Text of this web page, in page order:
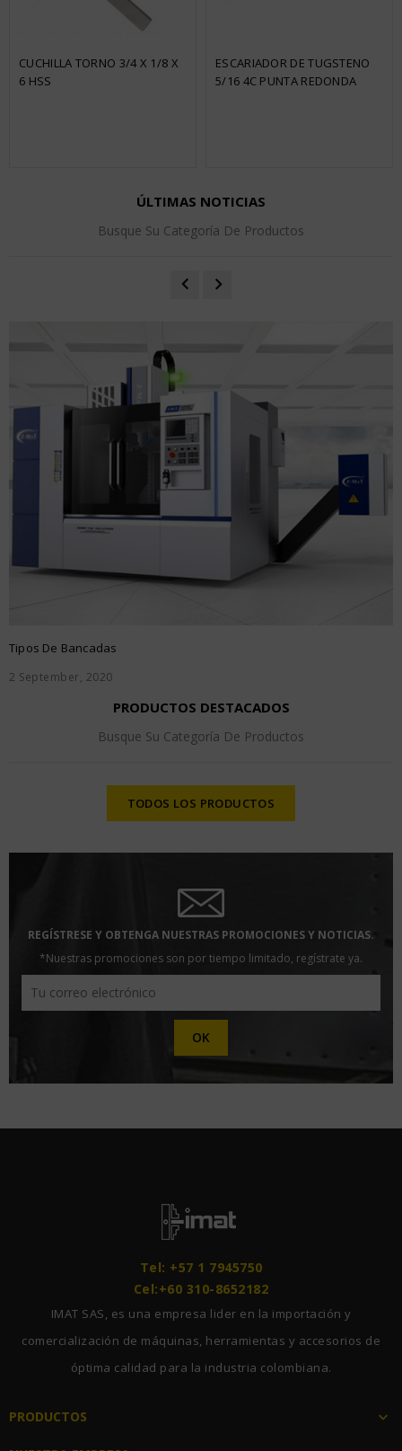
CUCHILLA TORNO 3/4 X 1/8 X
6 HSS
ESCARIADOR DE TUGSTENO
5/16 4C PUNTA REDONDA
ÚLTIMAS NOTICIAS
Busque Su Categoría De Productos
Tipos De Bancadas
2 September, 2020
PRODUCTOS DESTACADOS
Busque Su Categoría De Productos
TODOS LOS PRODUCTOS
REGÍSTRESE Y OBTENGA NUESTRAS PROMOCIONES Y NOTICIAS.
*Nuestras promociones son por tiempo limitado, regístrate ya.
Tel: +57 1 7945750
Cel:+60 310-8652182
IMAT SAS, es una empresa lider en la importación y
comercialización de máquinas, herramientas y accesorios de
óptima calidad para la industria colombiana.
PRODUCTOS 